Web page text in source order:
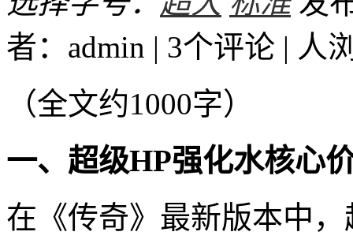
者：admin | 3个评论 | 人
（全文约1000字）
一、超级HP强化水核心
在《传奇》最新版本中